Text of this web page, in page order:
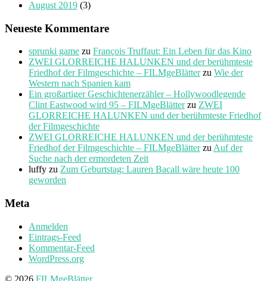
August 2019 (3)
Neueste Kommentare
sprunki game zu François Truffaut: Ein Leben für das Kino
ZWEI GLORREICHE HALUNKEN und der berühmteste
Friedhof der Filmgeschichte – FILMgeBlätterzu Wie der
Western nach Spanien kam
Ein großartiger Geschichtenerzähler – Hollywoodlegende
Clint Eastwood wird 95 – FILMgeBlätterzu ZWEI
GLORREICHE HALUNKEN und der berühmteste Friedhof
der Filmgeschichte
ZWEI GLORREICHE HALUNKEN und der berühmteste
Friedhof der Filmgeschichte – FILMgeBlätterzu Auf der
Suche nach der ermordeten Zeit
luffy zu Zum Geburtstag: Lauren Bacall wäre heute 100
geworden
Meta
Anmelden
Eintrags-Feed
Kommentar-Feed
WordPress.org
© 2026 FILMgeBlätter